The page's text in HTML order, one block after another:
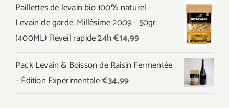
initial
était :
€44,97.
actuel
est :
€39,99.
Paillettes de levain bio 100% naturel -
Levain de garde, Millésime 2009 - 50gr
(400ML) Réveil rapide 24h€14,99
Pack Levain & Boisson de Raisin Fermentée
– Édition Expérimentale€34,99